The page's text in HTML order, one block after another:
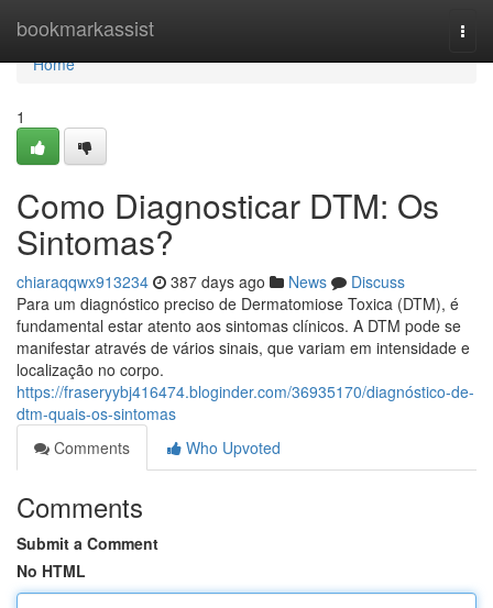
bookmarkassist
Home
Home
1
Como Diagnosticar DTM: Os
Sintomas?
chiaraqqwx913234 387 days ago News
Discuss
Para um diagnóstico preciso de Dermatomiose Toxica (DTM), é
fundamental estar atento aos sintomas clínicos. A DTM pode se
manifestar através de vários sinais, que variam em intensidade e
localização no corpo.
https://fraseryybj416474.bloginder.com/36935170/diagnóstico-de-
dtm-quais-os-sintomas
Comments
Who Upvoted
Comments
Submit a Comment
No HTML